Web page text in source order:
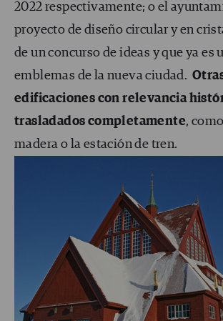
2022 respectivamente; o el
proyecto de diseño circular y en
de un concurso de ideas y que ya es
emblemas de la nueva ciudad.
edificaciones con relevancia
trasladados completamente,
madera o la estación de tren.